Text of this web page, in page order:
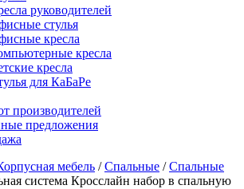
руководителей
стулья
кресла
кресла
кресла
для КаБаРе
производителей
предложения
мебель /Спальные /Спальные
система Кросслайн набор в спальную